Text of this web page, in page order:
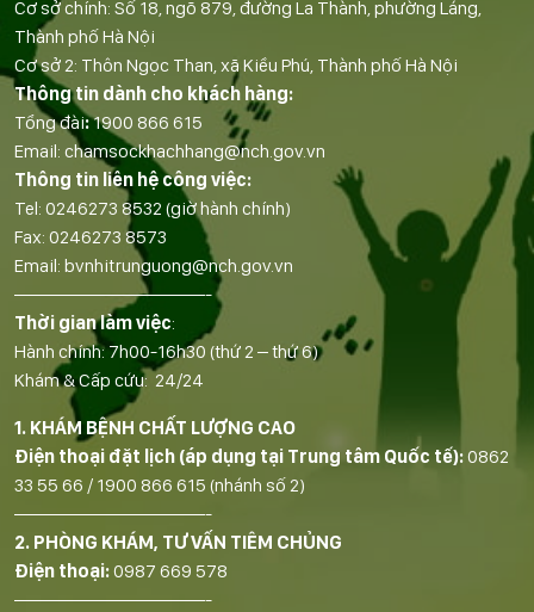
Cơ sở chính: Số 18, ngõ 879, đường La Thành, phường Láng,
Thành phố Hà Nội
Cơ sở 2: Thôn Ngọc Than, xã Kiều Phú, Thành phố Hà Nội
Thông tin dành cho khách hàng:
Tổng đài:1900 866 615
Email: chamsockhachhang@nch.gov.vn
Thông tin liên hệ công việc:
Tel: 0246273 8532 (giờ hành chính)
Fax: 0246273 8573
Email: bvnhitrunguong@nch.gov.vn
——————————-
Thời gian làm việc:
Hành chính: 7h00-16h30 (thứ 2 – thứ 6)
Khám & Cấp cứu: 24/24
1. KHÁM BỆNH CHẤT LƯỢNG CAO
Điện thoại đặt lịch (áp dụng tại Trung tâm Quốc tế):0862
33 55 66 / 1900 866 615 (nhánh số 2)
——————————-
2. PHÒNG KHÁM, TƯ VẤN TIÊM CHỦNG
Điện thoại:0987 669 578
——————————-